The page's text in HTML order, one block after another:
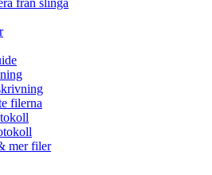
filerna
mer filer